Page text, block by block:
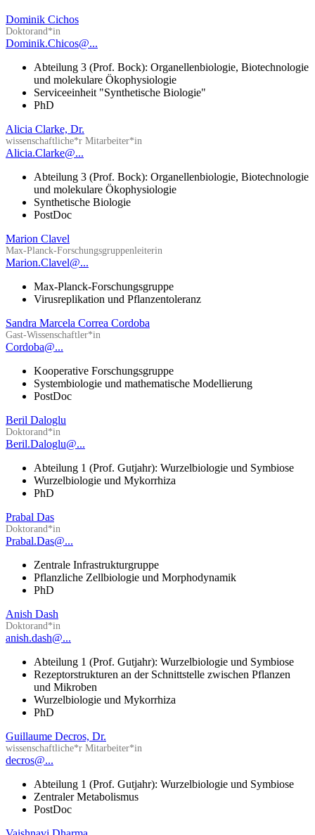
Dominik Cichos
Doktorand*in
Dominik.Chicos@...
Abteilung 3 (Prof. Bock): Organellenbiologie, Biotechnologie
und molekulare Ökophysiologie
Serviceeinheit "Synthetische Biologie"
PhD
Alicia Clarke, Dr.
wissenschaftliche*r Mitarbeiter*in
Alicia.Clarke@...
Abteilung 3 (Prof. Bock): Organellenbiologie, Biotechnologie
und molekulare Ökophysiologie
Synthetische Biologie
PostDoc
Marion Clavel
Max-Planck-Forschungsgruppenleiterin
Marion.Clavel@...
Max-Planck-Forschungsgruppe
Virusreplikation und Pflanzentoleranz
Sandra Marcela Correa Cordoba
Gast-Wissenschaftler*in
Cordoba@...
Kooperative Forschungsgruppe
Systembiologie und mathematische Modellierung
PostDoc
Beril Daloglu
Doktorand*in
Beril.Daloglu@...
Abteilung 1 (Prof. Gutjahr): Wurzelbiologie und Symbiose
Wurzelbiologie und Mykorrhiza
PhD
Prabal Das
Doktorand*in
Prabal.Das@...
Zentrale Infrastrukturgruppe
Pflanzliche Zellbiologie und Morphodynamik
PhD
Anish Dash
Doktorand*in
anish.dash@...
Abteilung 1 (Prof. Gutjahr): Wurzelbiologie und Symbiose
Rezeptorstrukturen an der Schnittstelle zwischen Pflanzen
und Mikroben
Wurzelbiologie und Mykorrhiza
PhD
Guillaume Decros, Dr.
wissenschaftliche*r Mitarbeiter*in
decros@...
Abteilung 1 (Prof. Gutjahr): Wurzelbiologie und Symbiose
Zentraler Metabolismus
PostDoc